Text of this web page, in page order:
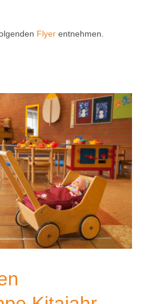
Flyer entnehmen.